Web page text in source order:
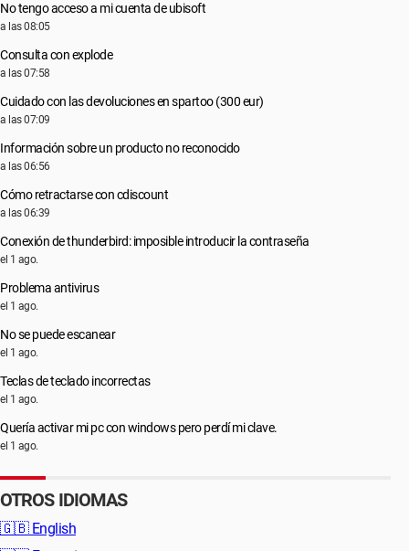
No tengo acceso a mi cuenta de ubisoft
a las 08:05
Consulta con explode
a las 07:58
Cuidado con las devoluciones en spartoo (300 eur)
a las 07:09
Información sobre un producto no reconocido
a las 06:56
Cómo retractarse con cdiscount
a las 06:39
Conexión de thunderbird: imposible introducir la contraseña
el 1 ago.
Problema antivirus
el 1 ago.
No se puede escanear
el 1 ago.
Teclas de teclado incorrectas
el 1 ago.
Quería activar mi pc con windows pero perdí mi clave.
el 1 ago.
OTROS IDIOMAS
🇬🇧 English